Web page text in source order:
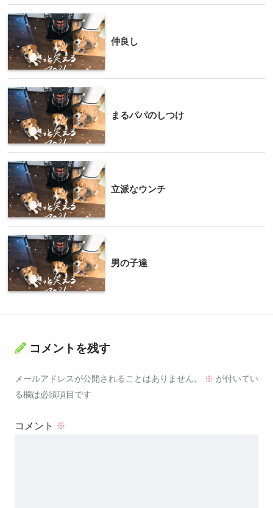
仲良し
まるパパのしつけ
立派なウンチ
男の子達
コメントを残す
メールアドレスが公開されることはありません。 ※ が付いてい
る欄は必須項目です
コメント ※